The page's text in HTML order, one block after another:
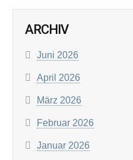
ARCHIV
Juni 2026
April 2026
März 2026
Februar 2026
Januar 2026